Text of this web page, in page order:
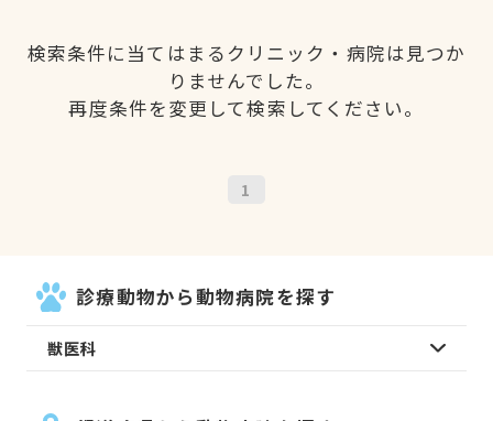
検索条件に当てはまるクリニック・病院は見つか
りませんでした。
再度条件を変更して検索してください。
1
診療動物から動物病院を探す
獣医科